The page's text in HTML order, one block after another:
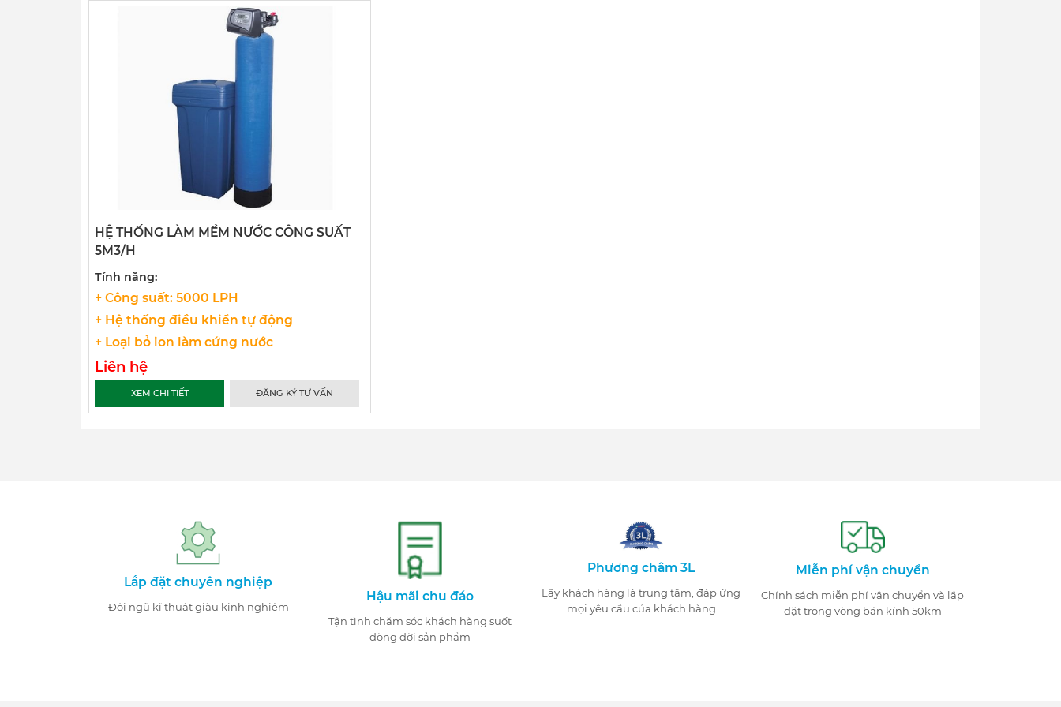
HỆ THỐNG LÀM MỀM NƯỚC CÔNG SUẤT
5M3/H
Tính năng:
+ Công suất: 5000 LPH
+ Hệ thống điều khiển tự động
+ Loại bỏ ion làm cứng nước
Liên hệ
XEM CHI TIẾT ĐĂNG KÝ TƯ VẤN
Lắp đặt chuyên nghiệp
Đội ngũ kĩ thuật giàu kinh nghiệm
Hậu mãi chu đáo
Tận tình chăm sóc khách hàng suốt
dòng đời sản phẩm
Phương châm 3L
Lấy khách hàng là trung tâm, đáp ứng
mọi yêu cầu của khách hàng
Miễn phí vận chuyển
Chính sách miễn phí vận chuyển và lắp
đặt trong vòng bán kính 50km